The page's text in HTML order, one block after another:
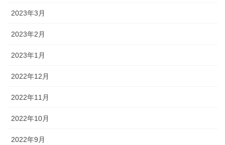
2023年3月
2023年2月
2023年1月
2022年12月
2022年11月
2022年10月
2022年9月